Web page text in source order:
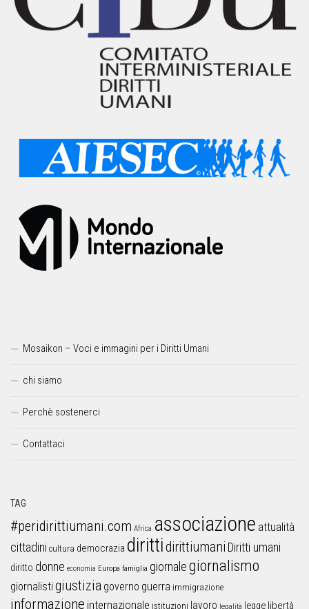
Mosaikon – Voci e immagini per i Diritti Umani
chi siamo
Perchè sostenerci
Contattaci
TAG
#peridirittiumani.com Africa associazione attualità
cittadini cultura democrazia dirittidirittiumani Diritti umani
diritto donne economia Europa famiglia giornalegiornalismo
giornalistigiustizia governo guerra immigrazione
informazione internazionale istituzioni lavoro legalità legge libertà